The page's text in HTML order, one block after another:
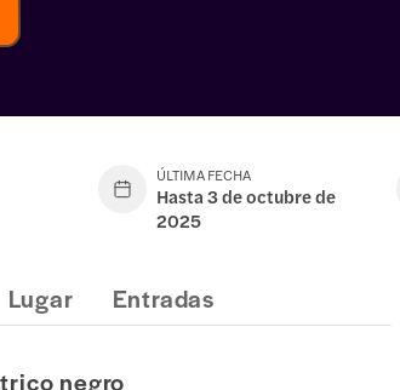
ÚLTIMA FECHA
Hasta 3 de octubre de
2025
Lugar Entradas
negro